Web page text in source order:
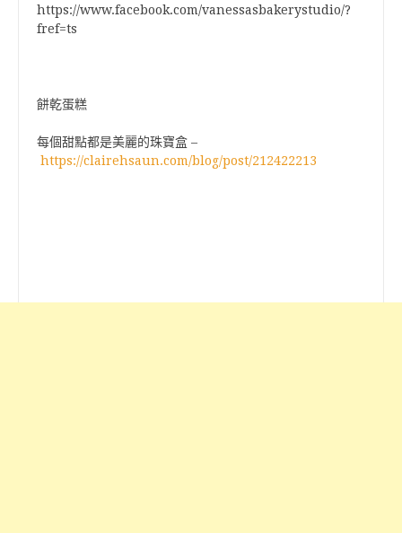
https://www.facebook.com/vanessasbakerystudio/?
fref=ts
餅乾蛋糕
每個甜點都是美麗的珠寶盒 –
https://clairehsaun.com/blog/post/212422213